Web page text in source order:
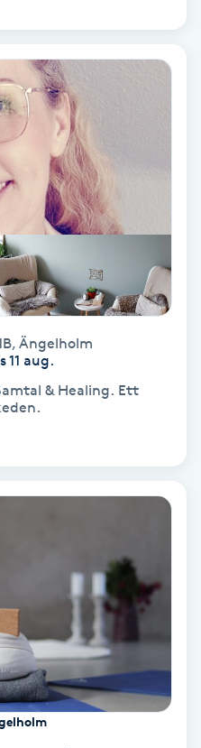
, Ängelholm
11 aug.
& Healing. Ett